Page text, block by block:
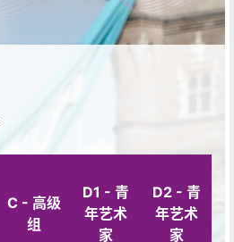
C - 高级
组
D1 - 青
年艺术
家
D2 - 青
年艺术
家